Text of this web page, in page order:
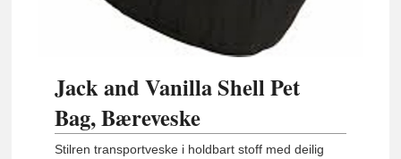
Jack and Vanilla Shell Pet
Bag, Bæreveske
Stilren transportveske i holdbart stoff med deilig